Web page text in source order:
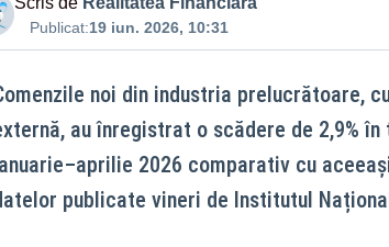
Publicat:19 iun. 2026, 10:31
noi din industria prelucrătoare,
au înregistrat o scădere de 2,9%
2026 comparativ cu
publicate vineri de Institutul